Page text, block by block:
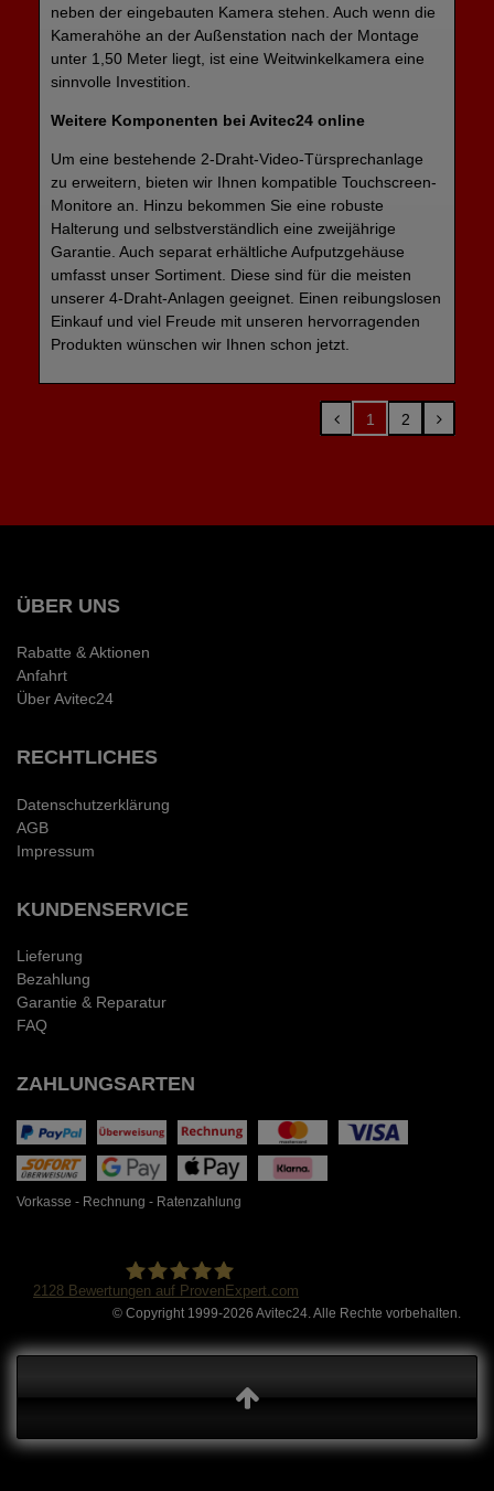
neben der eingebauten Kamera stehen. Auch wenn die
Kamerahöhe an der Außenstation nach der Montage
unter 1,50 Meter liegt, ist eine Weitwinkelkamera eine
sinnvolle Investition.
Weitere Komponenten bei Avitec24 online
Um eine bestehende 2-Draht-Video-Türsprechanlage
zu erweitern, bieten wir Ihnen kompatible Touchscreen-
Monitore an. Hinzu bekommen Sie eine robuste
Halterung und selbstverständlich eine zweijährige
Garantie. Auch separat erhältliche Aufputzgehäuse
umfasst unser Sortiment. Diese sind für die meisten
unserer 4-Draht-Anlagen geeignet. Einen reibungslosen
Einkauf und viel Freude mit unseren hervorragenden
Produkten wünschen wir Ihnen schon jetzt.
1 2
ÜBER UNS
Rabatte & Aktionen
Anfahrt
Über Avitec24
RECHTLICHES
Datenschutzerklärung
AGB
Impressum
KUNDENSERVICE
Lieferung
Bezahlung
Garantie & Reparatur
FAQ
ZAHLUNGSARTEN
Vorkasse - Rechnung - Ratenzahlung
2128 Bewertungen auf ProvenExpert.com
© Copyright 1999-2026 Avitec24. Alle Rechte vorbehalten.